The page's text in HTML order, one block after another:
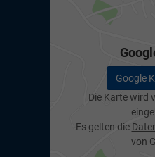
Google
Die Karte wird
Es gelten die
von